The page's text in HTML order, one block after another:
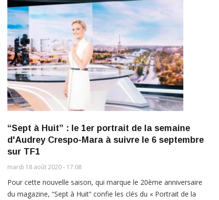
“Sept à Huit” : le 1er portrait de la semaine
d'Audrey Crespo-Mara à suivre le 6 septembre
sur TF1
mardi 18 août 2020 - 17:08
Pour cette nouvelle saison, qui marque le 20ème anniversaire
du magazine, “Sept à Huit” confie les clés du « Portrait de la